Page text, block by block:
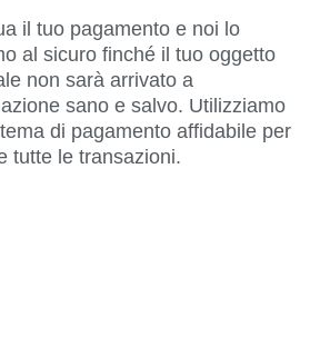
il tuo pagamento e noi lo
al sicuro finché il tuo oggetto
non sarà arrivato a
sano e salvo. Utilizziamo
di pagamento affidabile per
tutte le transazioni.